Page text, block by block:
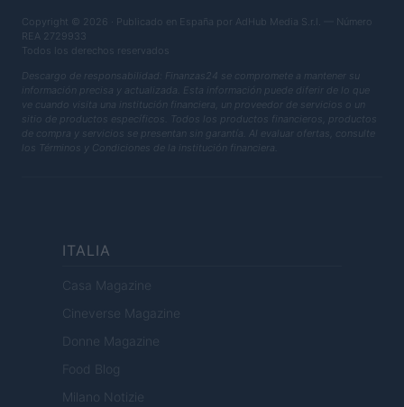
Copyright © 2026 · Publicado en España por AdHub Media S.r.l. — Número
REA 2729933
Todos los derechos reservados
Descargo de responsabilidad: Finanzas24 se compromete a mantener su
información precisa y actualizada. Esta información puede diferir de lo que
ve cuando visita una institución financiera, un proveedor de servicios o un
sitio de productos específicos. Todos los productos financieros, productos
de compra y servicios se presentan sin garantía. Al evaluar ofertas, consulte
los Términos y Condiciones de la institución financiera.
ITALIA
Casa Magazine
Cineverse Magazine
Donne Magazine
Food Blog
Milano Notizie